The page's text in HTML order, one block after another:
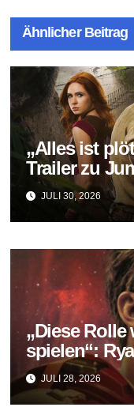
Ähnlicher Beitrag
„Alles ist
Trailer zu
das Finale
JULI 30, 2026
„Diese
spielen“:
neuer Ghost
JULI 28, 2026